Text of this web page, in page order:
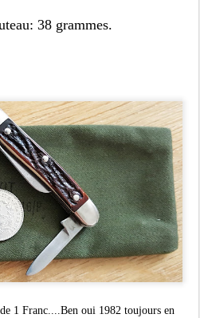
38 grammes.
1 Franc....Ben oui 1982 toujours en